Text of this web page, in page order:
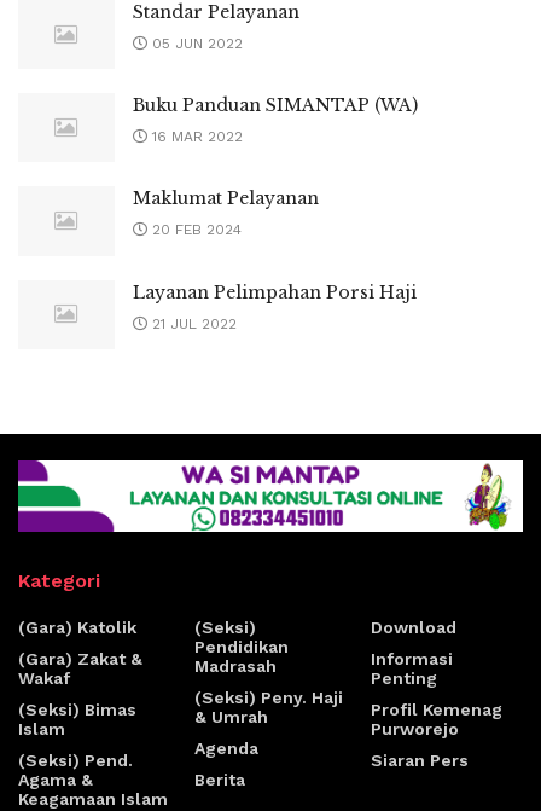
Standar Pelayanan
05 JUN 2022
Buku Panduan SIMANTAP (WA)
16 MAR 2022
Maklumat Pelayanan
20 FEB 2024
Layanan Pelimpahan Porsi Haji
21 JUL 2022
Kategori
(Gara) Katolik
(Gara) Zakat &
Wakaf
(Seksi) Bimas
Islam
(Seksi) Pend.
Agama &
Keagamaan Islam
(Seksi)
Pendidikan
Madrasah
(Seksi) Peny. Haji
& Umrah
Agenda
Berita
Download
Informasi
Penting
Profil Kemenag
Purworejo
Siaran Pers